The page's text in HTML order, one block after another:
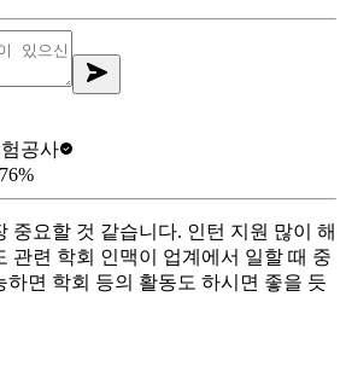
공사
76%
중요할 것 같습니다. 인턴 지원 많이 해
관련 학회 인맥이 업계에서 일할 때 중
하면 학회 등의 활동도 하시면 좋을 듯